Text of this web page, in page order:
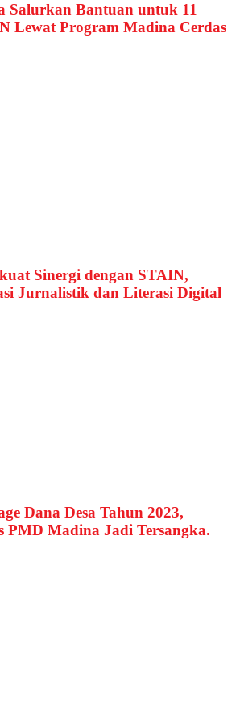
Salurkan Bantuan untuk 11
Lewat Program Madina Cerdas
Sinergi dengan STAIN,
Jurnalistik dan Literasi Digital
Dana Desa Tahun 2023,
PMD Madina Jadi Tersangka.